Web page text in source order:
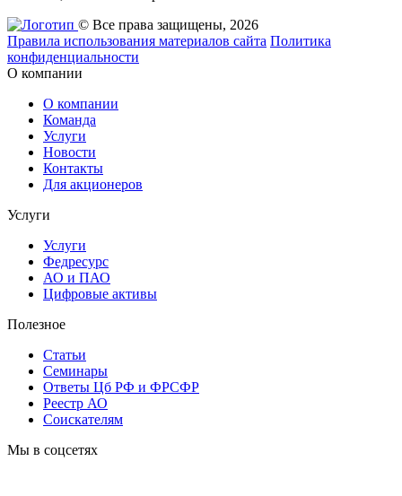
© Все права защищены, 2026
Правила использования материалов сайта Политика
конфиденциальности
О компании
О компании
Команда
Услуги
Новости
Контакты
Для акционеров
Услуги
Услуги
Федресурс
АО и ПАО
Цифровые активы
Полезное
Статьи
Cеминары
Ответы Цб РФ и ФРСФР
Реестр АО
Соискателям
Мы в соцсетях